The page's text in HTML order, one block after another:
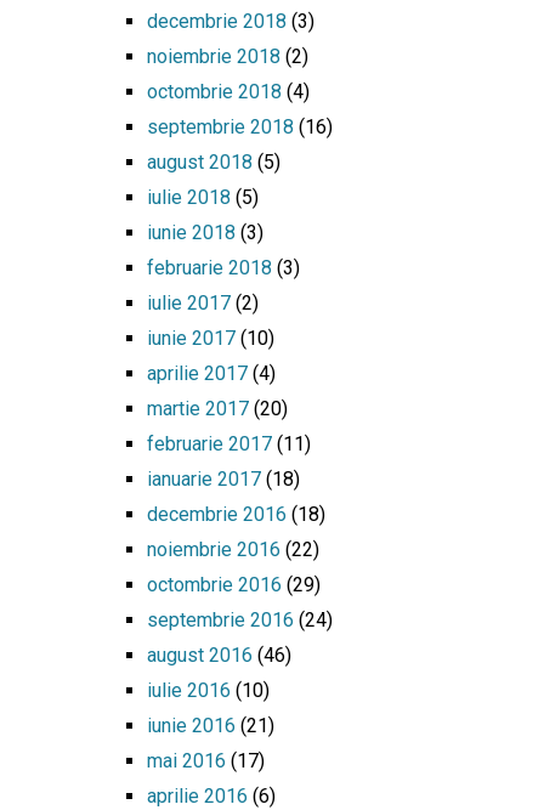
decembrie 2018 (3)
noiembrie 2018 (2)
octombrie 2018 (4)
septembrie 2018 (16)
august 2018 (5)
iulie 2018 (5)
iunie 2018 (3)
februarie 2018 (3)
iulie 2017(2)
iunie 2017(10)
aprilie 2017(4)
martie 2017(20)
februarie 2017(11)
ianuarie 2017(18)
decembrie 2016 (18)
noiembrie 2016 (22)
octombrie 2016 (29)
septembrie 2016 (24)
august 2016 (46)
iulie 2016 (10)
iunie 2016 (21)
mai 2016 (17)
aprilie 2016 (6)